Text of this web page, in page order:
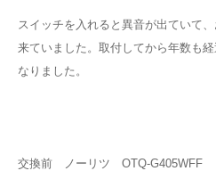
スイッチを入れると異音が出ていて
来ていました。取付してから年数も
なりました。
交換前 ノーリツ OTQ-G405WFF